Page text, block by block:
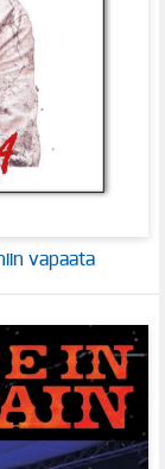
vapaata